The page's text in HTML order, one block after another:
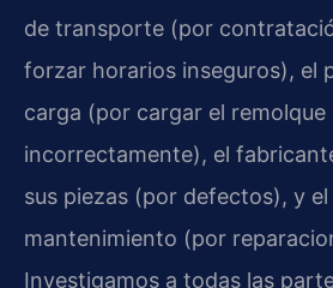
de transporte (por
forzar horarios inseguros), el
carga (por cargar el remolque
incorrectamente), el
sus piezas (por defectos), y
mantenimiento (por
Investigamos a todas las